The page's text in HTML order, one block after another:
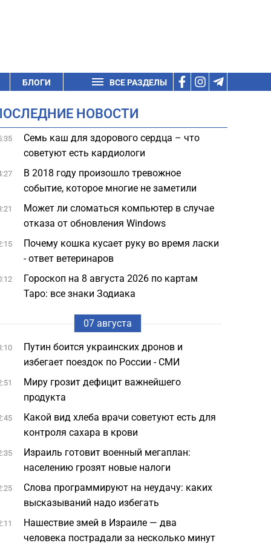
БЛОГИ ВСЕ РАЗДЕЛЫ
НОВОСТИ
Семь каш для здорового сердца – что
советуют есть кардиологи
В 2018 году произошло тревожное
событие, которое многие не заметили
Может ли сломаться компьютер в случае
отказа от обновления Windows
Почему кошка кусает руку во время ласки
- ответ ветеринаров
Гороскоп на 8 августа 2026 по картам
Таро: все знаки Зодиака
07 августа
Путин боится украинских дронов и
избегает поездок по России - СМИ
Миру грозит дефицит важнейшего
продукта
Какой вид хлеба врачи советуют есть для
контроля сахара в крови
Израиль готовит военный мегаплан:
населению грозят новые налоги
Слова программируют на неудачу: каких
высказываний надо избегать
Нашествие змей в Израиле — два
человека пострадали за несколько минут